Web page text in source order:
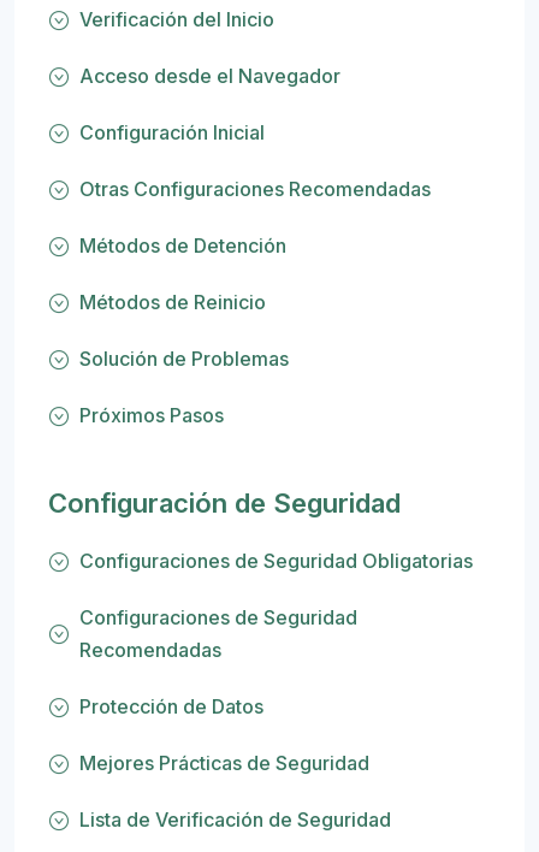
Verificación del Inicio
Acceso desde el Navegador
Configuración Inicial
Otras Configuraciones Recomendadas
Métodos de Detención
Métodos de Reinicio
Solución de Problemas
Próximos Pasos
Configuración de Seguridad
Configuraciones de Seguridad Obligatorias
Configuraciones de Seguridad
Recomendadas
Protección de Datos
Mejores Prácticas de Seguridad
Lista de Verificación de Seguridad